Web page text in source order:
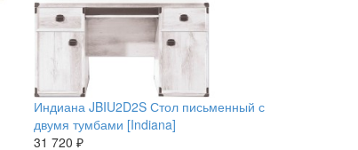
Индиана JBIU2D2S Стол письменный с
двумя тумбами [Indiana]
31 720 ₽